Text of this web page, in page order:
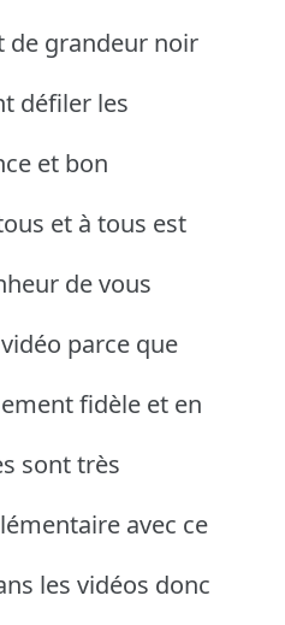
de grandeur noir
défiler les
et bon
et à tous est
de vous
parce que
fidèle et en
sont très
avec ce
les vidéos donc